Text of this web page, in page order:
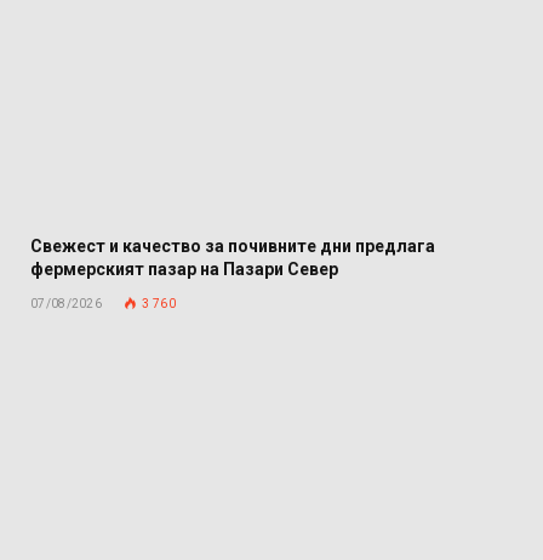
Свежест и качество за почивните дни предлага
фермерският пазар на Пазари Север
07/08/2026 3 760